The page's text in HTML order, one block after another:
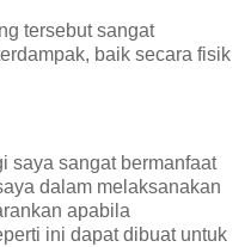
tersebut sangat
baik secara fisik
saya sangat bermanfaat
dalam melaksanakan
apabila
ini dapat dibuat untuk